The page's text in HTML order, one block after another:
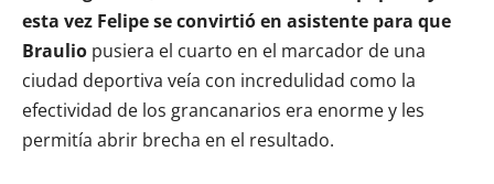
esta vez Felipe se convirtió en asistente para que
Braulio pusiera el cuarto en el marcador de una
ciudad deportiva veía con incredulidad como la
efectividad de los grancanarios era enorme y les
permitía abrir brecha en el resultado.